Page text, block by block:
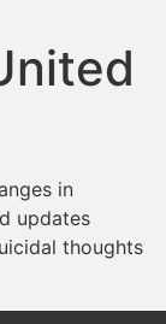
in
updates
thoughts